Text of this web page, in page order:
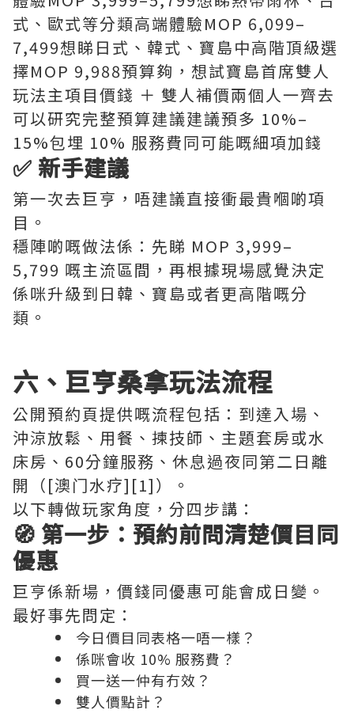
式、歐式等分類高端體驗MOP 6,099–
7,499想睇日式、韓式、寶島中高階頂級選
擇MOP 9,988預算夠，想試寶島首席雙人
玩法主項目價錢 ＋ 雙人補價兩個人一齊去
可以研究完整預算建議建議預多 10%–
15%包埋 10% 服務費同可能嘅細項加錢
✅ 新手建議
第一次去巨亨，唔建議直接衝最貴嗰啲項
目。
穩陣啲嘅做法係：先睇 MOP 3,999–
5,799 嘅主流區間，再根據現場感覺決定
係咪升級到日韓、寶島或者更高階嘅分
類。
六、巨亨桑拿玩法流程
公開預約頁提供嘅流程包括：到達入場、
沖涼放鬆、用餐、揀技師、主題套房或水
床房、60分鐘服務、休息過夜同第二日離
開（[澳门水疗][1]）。
以下轉做玩家角度，分四步講：
🧭 第一步：預約前問清楚價目同
優惠
巨亨係新場，價錢同優惠可能會成日變。
最好事先問定：
今日價目同表格一唔一樣？
係咪會收 10% 服務費？
買一送一仲有冇效？
雙人價點計？